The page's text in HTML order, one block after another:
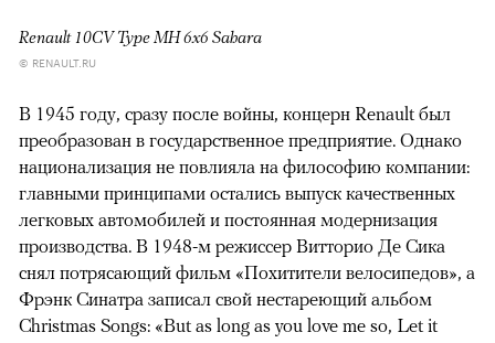
Renault 10CV Type MH 6x6 Sahara
© RENAULT.RU
В 1945 году, сразу после войны, концерн Renault был
преобразован в государственное предприятие. Однако
национализация не повлияла на философию компании:
главными принципами остались выпуск качественных
легковых автомобилей и постоянная модернизация
производства. В 1948-м режиссер Витторио Де Сика
снял потрясающий фильм «Похитители велосипедов», а
Фрэнк Синатра записал свой нестареющий альбом
Christmas Songs: «But as long as you love me so, Let it